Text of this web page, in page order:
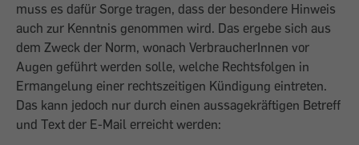
muss es dafür Sorge tragen, dass der besondere Hinweis
auch zur Kenntnis genommen wird. Das ergebe sich aus
dem Zweck der Norm, wonach VerbraucherInnen vor
Augen geführt werden solle, welche Rechtsfolgen in
Ermangelung einer rechtszeitigen Kündigung eintreten.
Das kann jedoch nur durch einen aussagekräftigen Betreff
und Text der E-Mail erreicht werden: